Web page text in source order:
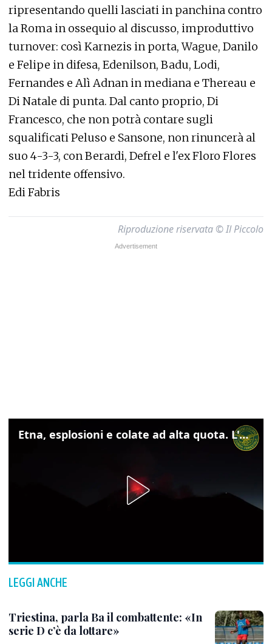
ripresentando quelli lasciati in panchina contro
la Roma in ossequio al discusso, improduttivo
turnover: così Karnezis in porta, Wague, Danilo
e Felipe in difesa, Edenilson, Badu, Lodi,
Fernandes e Alì Adnan in mediana e Thereau e
Di Natale di punta. Dal canto proprio, Di
Francesco, che non potrà contare sugli
squalificati Peluso e Sansone, non rinuncerà al
suo 4-3-3, con Berardi, Defrel e l'ex Floro Flores
nel tridente offensivo.
Edi Fabris
Riproduzione riservata © Il Piccolo
Etna, esplosioni e colate ad alta quota. L'aeroporto di Catania verso la normalità
LEGGI ANCHE
Triestina, parla Ba il combattente: «In
serie D c’è da lottare»